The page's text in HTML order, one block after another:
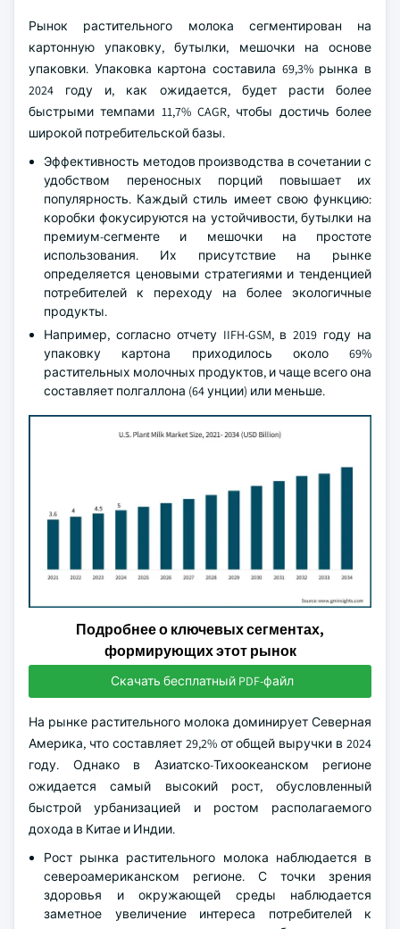
Рынок растительного молока сегментирован на
картонную упаковку, бутылки, мешочки на основе
упаковки. Упаковка картона составила 69,3% рынка в
2024 году и, как ожидается, будет расти более
быстрыми темпами 11,7% CAGR, чтобы достичь более
широкой потребительской базы.
Эффективность методов производства в сочетании с
удобством переносных порций повышает их
популярность. Каждый стиль имеет свою функцию:
коробки фокусируются на устойчивости, бутылки на
премиум-сегменте и мешочки на простоте
использования. Их присутствие на рынке
определяется ценовыми стратегиями и тенденцией
потребителей к переходу на более экологичные
продукты.
Например, согласно отчету IIFH-GSM, в 2019 году на
упаковку картона приходилось около 69%
растительных молочных продуктов, и чаще всего она
составляет полгаллона (64 унции) или меньше.
Подробнее о ключевых сегментах,
формирующих этот рынок
Скачать бесплатный PDF-файл
На рынке растительного молока доминирует Северная
Америка, что составляет 29,2% от общей выручки в 2024
году. Однако в Азиатско-Тихоокеанском регионе
ожидается самый высокий рост, обусловленный
быстрой урбанизацией и ростом располагаемого
дохода в Китае и Индии.
Рост рынка растительного молока наблюдается в
североамериканском регионе. С точки зрения
здоровья и окружающей среды наблюдается
заметное увеличение интереса потребителей к